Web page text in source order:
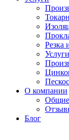
Резка
О компании
Общие
Блог